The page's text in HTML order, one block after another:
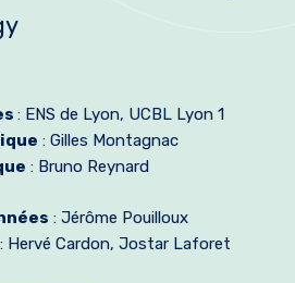
: ENS de Lyon, UCBL Lyon 1
: Gilles Montagnac
: Bruno Reynard
: Jérôme Pouilloux
: Hervé Cardon, Jostar Laforet